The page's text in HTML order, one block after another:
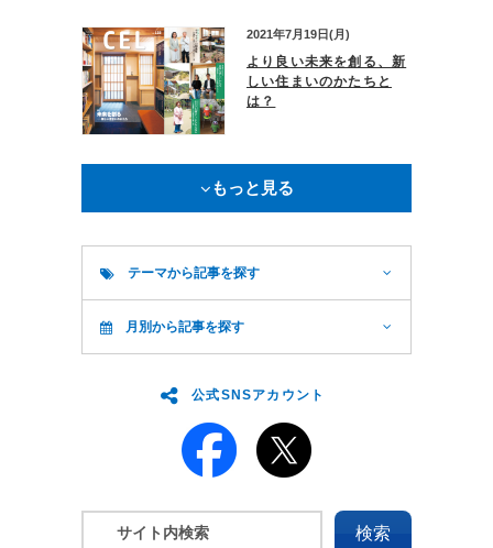
2021年7月19日(月)
より良い未来を創る、新
しい住まいのかたちと
は？
もっと見る
テーマから記事を探す
月別から記事を探す
公式SNSアカウント